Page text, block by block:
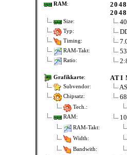
RAM:
Size:
Typ:
Timing:
RAM-Takt:
Ratio:
Grafikkarte: ATI
Subvendor:
Chipsatz:
Tech.:
RAM:
RAM-Takt:
Width:
Bandwith: